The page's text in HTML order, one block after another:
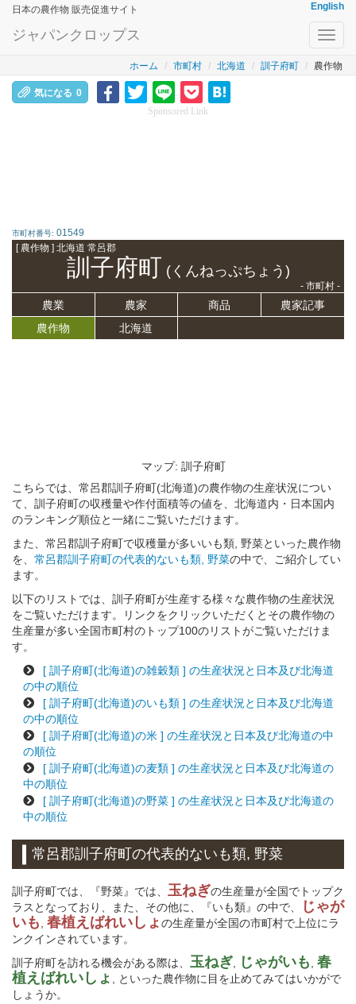
日本の農作物 販売促進サイト English
ジャパンクロップス
ホーム 市町村 北海道 訓子府町 農作物
気になる 0
Sponsored Link
市町村番号: 01549
[ 農作物 ] 北海道 常呂郡
訓子府町 (くんねっぷちょう)
- 市町村 -
農業 農家 商品
農家記事
農作物
北海道
マップ: 訓子府町
こちらでは、常呂郡訓子府町(北海道)の農作物の生産状況につい
て、訓子府町の収穫量や作付面積等の値を、北海道内・日本国内
のランキング順位と一緒にご覧いただけます。
また、常呂郡訓子府町で収穫量が多いいも類, 野菜といった農作物
を、 常呂郡訓子府町の代表的ないも類, 野菜の中で、ご紹介してい
ます。
以下のリストでは、訓子府町が生産する様々な農作物の生産状況
をご覧いただけます。リンクをクリックいただくとその農作物の
生産量が多い全国市町村のトップ100のリストがご覧いただけま
す。
[ 訓子府町(北海道)の雑穀類 ] の生産状況と日本及び北海道
の中の順位
[ 訓子府町(北海道)のいも類 ] の生産状況と日本及び北海道
の中の順位
[ 訓子府町(北海道)の米 ] の生産状況と日本及び北海道の中
の順位
[ 訓子府町(北海道)の麦類 ] の生産状況と日本及び北海道の
中の順位
[ 訓子府町(北海道)の野菜 ] の生産状況と日本及び北海道の
中の順位
常呂郡訓子府町の代表的ないも類, 野菜
訓子府町では、『野菜』では、 玉ねぎの生産量が全国でトップク
ラスとなっており、また、その他に、『いも類』の中で、
じゃが
いも 春植えばれいしょの生産量が全国の市町村で上位にラ
ンクインされています。
訓子府町を訪れる機会がある際は、 玉ねぎ じゃがいも 春
植えばれいしょ
, といった農作物に目を止めてみてはいかがで
しょうか。